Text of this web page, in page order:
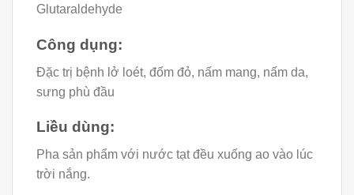
Glutaraldehyde
Công dụng:
Đặc trị bệnh lở loét, đốm đỏ, nấm mang, nấm da,
sưng phù đầu
Liều dùng:
Pha sản phẩm với nước tạt đều xuống ao vào lúc
trời nắng.